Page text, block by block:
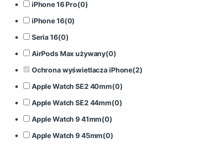
iPhone 16 Pro(0)
iPhone 16(0)
Seria 16(0)
AirPods Max używany(0)
Ochrona wyświetlacza iPhone(2)
Apple Watch SE2 40mm(0)
Apple Watch SE2 44mm(0)
Apple Watch 9 41mm(0)
Apple Watch 9 45mm(0)